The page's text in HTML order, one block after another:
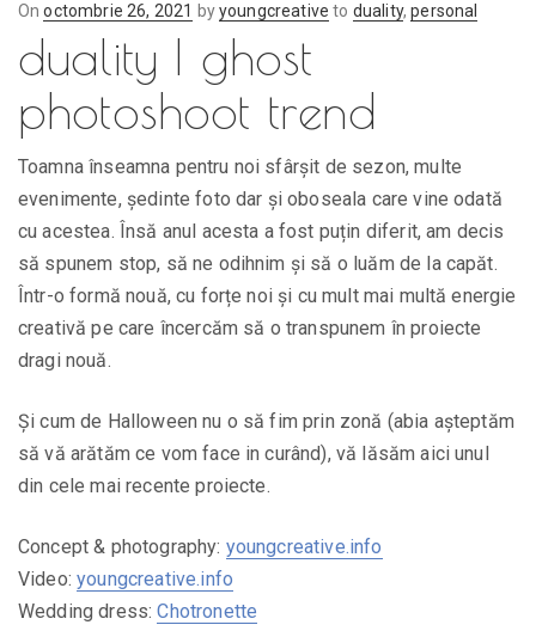
OnPosted
octombrie 26, 2021 byyoungcreative to duality,personal
duality | ghost
photoshoot trend
Toamna înseamna pentru noi sfârșit de sezon, multe
evenimente, ședinte foto dar și oboseala care vine odată
cu acestea. Însă anul acesta a fost puțin diferit, am decis
să spunem stop, să ne odihnim și să o luăm de la capăt.
Într-o formă nouă, cu forțe noi și cu mult mai multă energie
creativă pe care încercăm să o transpunem în proiecte
dragi nouă.
Și cum de Halloween nu o să fim prin zonă (abia așteptăm
să vă arătăm ce vom face in curând), vă lăsăm aici unul
din cele mai recente proiecte.
Concept & photography: youngcreative.info
Video:youngcreative.info
Wedding dress:Chotronette